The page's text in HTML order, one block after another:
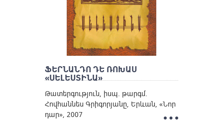
ՖԵՐՆԱՆԴՈ ԴԵ ՌՈԽԱՍ
«ՍԵԼԵՍՏԻՆԱ»
Թատերգություն, իսպ. թարգմ.
Հովհաննես Գրիգորյանը, Երևան, «Նոր
դար», 2007